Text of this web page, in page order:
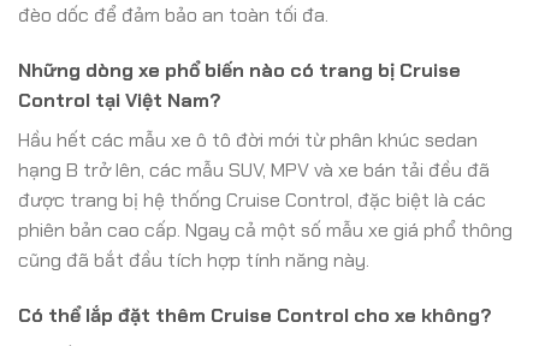
đèo dốc để đảm bảo an toàn tối đa.
Những dòng xe phổ biến nào có trang bị Cruise
Control tại Việt Nam?
Hầu hết các mẫu xe ô tô đời mới từ phân khúc sedan
hạng B trở lên, các mẫu SUV, MPV và xe bán tải đều đã
được trang bị hệ thống Cruise Control, đặc biệt là các
phiên bản cao cấp. Ngay cả một số mẫu xe giá phổ thông
cũng đã bắt đầu tích hợp tính năng này.
Có thể lắp đặt thêm Cruise Control cho xe không?